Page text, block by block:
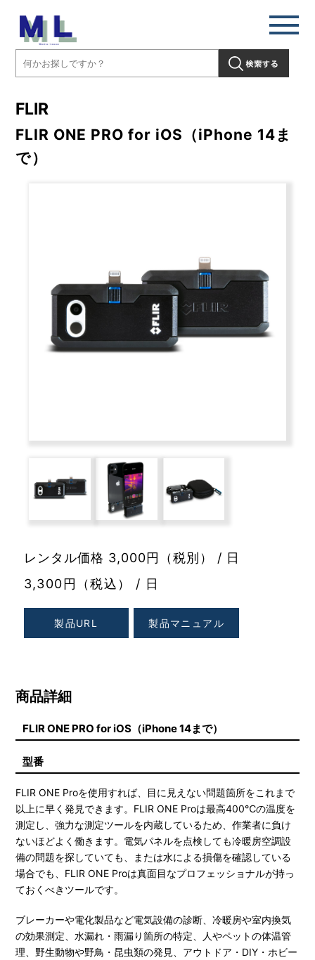
FLIR
FLIR ONE PRO for iOS（iPhone 14ま
で）
レンタル価格 3,000円（税別） / 日
3,300円（税込） / 日
製品URL 製品マニュアル
商品詳細
FLIR ONE PRO for iOS（iPhone 14まで）
型番
FLIR ONE Proを使用すれば、目に見えない問題箇所をこれまで
以上に早く発見できます。FLIR ONE Proは最高400℃の温度を
測定し、強力な測定ツールを内蔵しているため、作業者に負け
ないほどよく働きます。電気パネルを点検しても冷暖房空調設
備の問題を探していても、または水による損傷を確認している
場合でも、FLIR ONE Proは真面目なプロフェッショナルが持っ
ておくべきツールです。
ブレーカーや電化製品など電気設備の診断、冷暖房や室内換気
の効果測定、水漏れ・雨漏り箇所の特定、人やペットの体温管
理、野生動物や野鳥・昆虫類の発見、アウトドア・DIY・ホビー